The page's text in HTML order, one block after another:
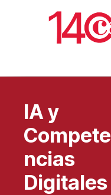
IA y
Compete
ncias
Digitales